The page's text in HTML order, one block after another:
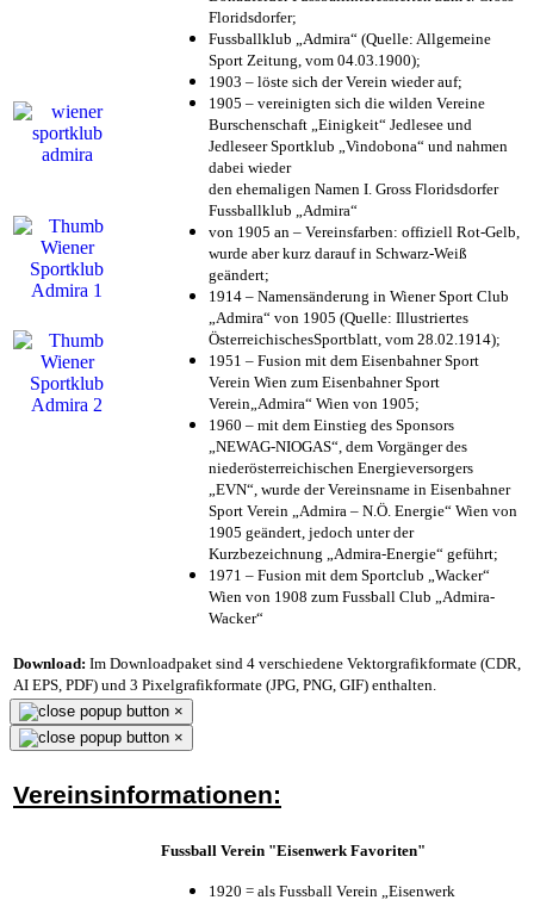
Floridsdorfer;
Fussballklub „Admira“ (Quelle: Allgemeine
Sport Zeitung, vom 04.03.1900);
1903 – löste sich der Verein wieder auf;
1905 – vereinigten sich die wilden Vereine
Burschenschaft „Einigkeit“ Jedlesee und
Jedleseer Sportklub „Vindobona“ und nahmen
dabei wieder
den ehemaligen Namen I. Gross Floridsdorfer
Fussballklub „Admira“
von 1905 an – Vereinsfarben: offiziell Rot-Gelb,
wurde aber kurz darauf in Schwarz-Weiß
geändert;
1914 – Namensänderung in Wiener Sport Club
„Admira“ von 1905 (Quelle: Illustriertes
ÖsterreichischesSportblatt, vom 28.02.1914);
1951 – Fusion mit dem Eisenbahner Sport
Verein Wien zum Eisenbahner Sport
Verein„Admira“ Wien von 1905;
1960 – mit dem Einstieg des Sponsors
„NEWAG-NIOGAS“, dem Vorgänger des
niederösterreichischen Energieversorgers
„EVN“, wurde der Vereinsname in Eisenbahner
Sport Verein „Admira – N.Ö. Energie“ Wien von
1905 geändert, jedoch unter der
Kurzbezeichnung „Admira-Energie“ geführt;
1971 – Fusion mit dem Sportclub „Wacker“
Wien von 1908 zum Fussball Club „Admira-
Wacker“
Download: Im Downloadpaket sind 4 verschiedene Vektorgrafikformate (CDR,
AI EPS, PDF) und 3 Pixelgrafikformate (JPG, PNG, GIF) enthalten.
×
×
Vereinsinformationen:
Fussball Verein "Eisenwerk Favoriten"
1920 = als Fussball Verein „Eisenwerk